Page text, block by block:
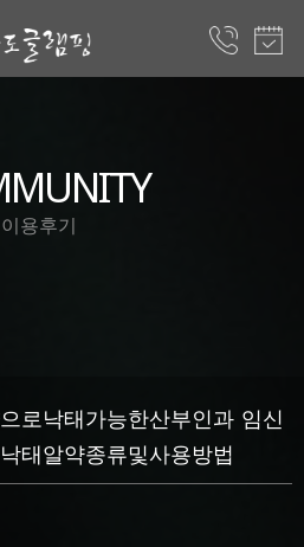
이용후기
로낙태가능한산부인과 임신
태알약종류및사용방법